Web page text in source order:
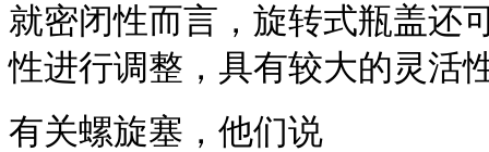
就密闭性而言，旋转式瓶盖还
性进行调整，具有较大的灵活
有关螺旋塞，他们说